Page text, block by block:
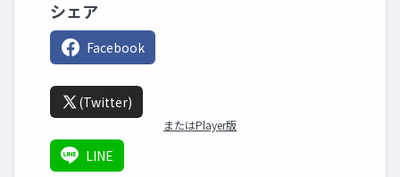
シェア
Facebook
(Twitter)
またはPlayer版
LINE